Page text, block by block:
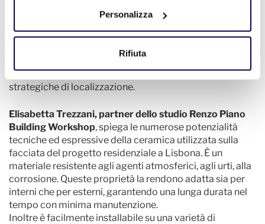
Personalizza
Rifiuta
Guardando al 2025, prevale un cauto ottimismo,
alimentato da un potenziale allentamento dei tassi
d'interesse e da una persistente attrattiva internazionale,
bilanciata da vincoli di offerta e preoccupazioni per
privilegiando la qualità, la sostenibilità e le scelte
strategiche di localizzazione.
Elisabetta Trezzani, partner dello studio Renzo Piano
Building Workshop, spiega le numerose potenzialità
tecniche ed espressive della ceramica utilizzata sulla
facciata del progetto residenziale a Lisbona. È un
materiale resistente agli agenti atmosferici, agli urti, alla
corrosione. Queste proprietà la rendono adatta sia per
interni che per esterni, garantendo una lunga durata nel
tempo con minima manutenzione.
Inoltre è facilmente installabile su una varietà di